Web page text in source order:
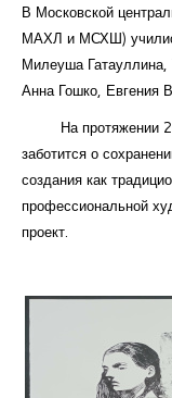
В Московской
МАХЛ и МСХШ)
Милеуша
Анна Гошко, Евгения
На протяжении
заботится о
создания как
профессиональной
проект.